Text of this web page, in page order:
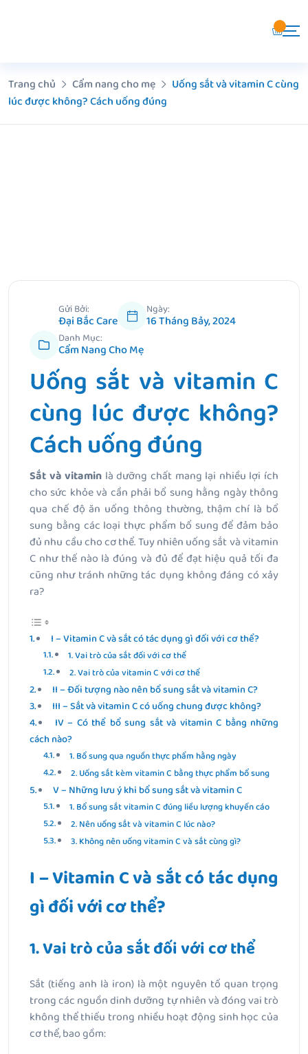
Trang chủ
Cẩm nang cho mẹ
Uống sắt và vitamin C cùng
lúc được không? Cách uống đúng
Gửi Bởi:
Đại Bắc Care
Ngày:
16 Tháng Bảy, 2024
Danh Mục:
Cẩm Nang Cho Mẹ
Uống sắt và vitamin C
cùng lúc được không?
Cách uống đúng
Sắt và vitamin là dưỡng chất mang lại nhiều lợi ích
cho sức khỏe và cần phải bổ sung hằng ngày thông
qua chế độ ăn uống thông thường, thậm chí là bổ
sung bằng các loại thực phẩm bổ sung để đảm bảo
đủ nhu cầu cho cơ thể. Tuy nhiên uống sắt và vitamin
C như thế nào là đúng và đủ để đạt hiệu quả tối đa
cũng như tránh những tác dụng không đáng có xảy
ra?
I – Vitamin C và sắt có tác dụng gì đối với cơ thể?
1. Vai trò của sắt đối với cơ thể
2. Vai trò của vitamin C với cơ thể
II – Đối tượng nào nên bổ sung sắt và vitamin C?
III – Sắt và vitamin C có uống chung được không?
IV – Có thể bổ sung sắt và vitamin C bằng những
cách nào?
1. Bổ sung qua nguồn thực phẩm hằng ngày
2. Uống sắt kèm vitamin C bằng thực phẩm bổ sung
V – Những lưu ý khi bổ sung sắt và vitamin C
1. Bổ sung sắt vitamin C đúng liều lượng khuyến cáo
2. Nên uống sắt và vitamin C lúc nào?
3. Không nên uống vitamin C và sắt cùng gì?
I – Vitamin C và sắt có tác dụng
gì đối với cơ thể?
1. Vai trò của sắt đối với cơ thể
Sắt (tiếng anh là iron) là một nguyên tố quan trọng
trong các nguồn dinh dưỡng tự nhiên và đóng vai trò
không thể thiếu trong nhiều hoạt động sinh học của
cơ thể, bao gồm: